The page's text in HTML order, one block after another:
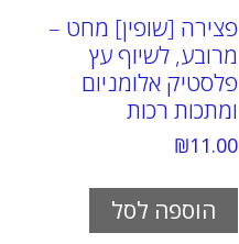
פצירה [שופין] מחט –
מרובע, לשיוף עץ
פלסטיק אלומניום
ומתכות רכות
₪11.00
הוספה לסל